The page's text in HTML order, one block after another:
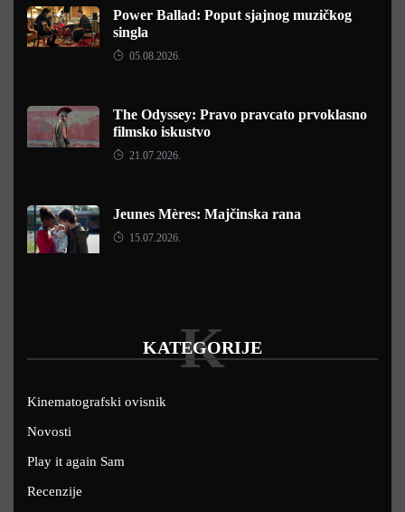
Power Ballad: Poput sjajnog muzičkog
singla
05.08.2026.
The Odyssey: Pravo pravcato prvoklasno
filmsko iskustvo
21.07.2026.
Jeunes Mères: Majčinska rana
15.07.2026.
KATEGORIJE
K
Kinematografski ovisnik
Novosti
Play it again Sam
Recenzije